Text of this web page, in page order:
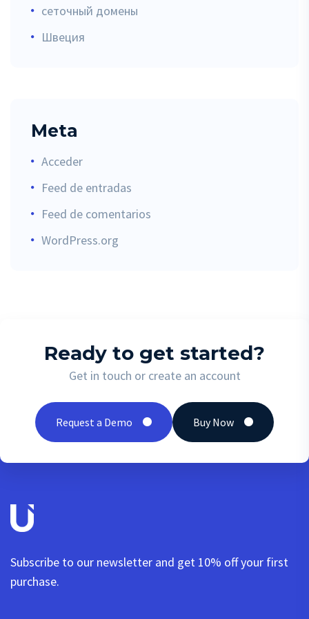
сеточный домены
Швеция
Meta
Acceder
Feed de entradas
Feed de comentarios
WordPress.org
Ready to get started?
Get in touch or create an account
Request a Demo Buy Now
Subscribe to our newsletter and get 10% off your first
purchase.